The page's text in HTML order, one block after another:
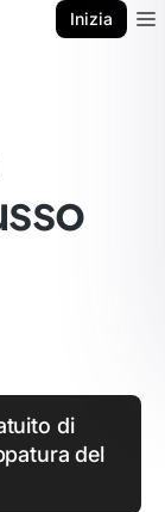
Inizia
di
del